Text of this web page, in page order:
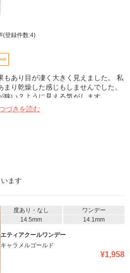
(登録件数:4)
もあり目が凄く大きく見えました。 私
り乾燥した感じもしませんでした。
い？ように見える気がします。
づきを読む
ます
度あり・なし
ワンデー
14.5mm
14.1mm
エティアクールワンデー
キャラメルゴールド
¥1,958